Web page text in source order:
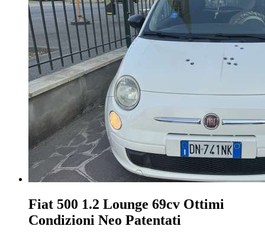
Fiat 500 1.2 Lounge 69cv Ottimi
Condizioni Neo Patentati